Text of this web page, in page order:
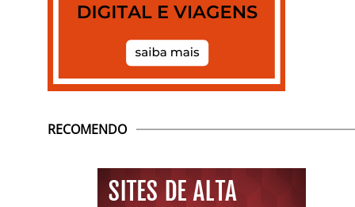
RECOMENDO